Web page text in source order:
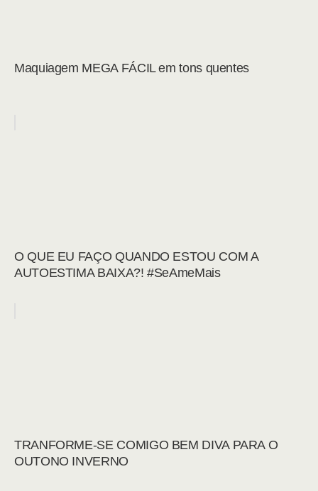
Maquiagem MEGA FÁCIL em tons quentes
O QUE EU FAÇO QUANDO ESTOU COM A
AUTOESTIMA BAIXA?! #SeAmeMais
TRANFORME-SE COMIGO BEM DIVA PARA O
OUTONO INVERNO